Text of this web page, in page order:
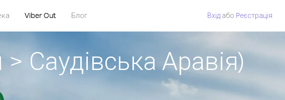
Viber Out Блог Вхід або Pеєстрація
Саудівська Аравія)